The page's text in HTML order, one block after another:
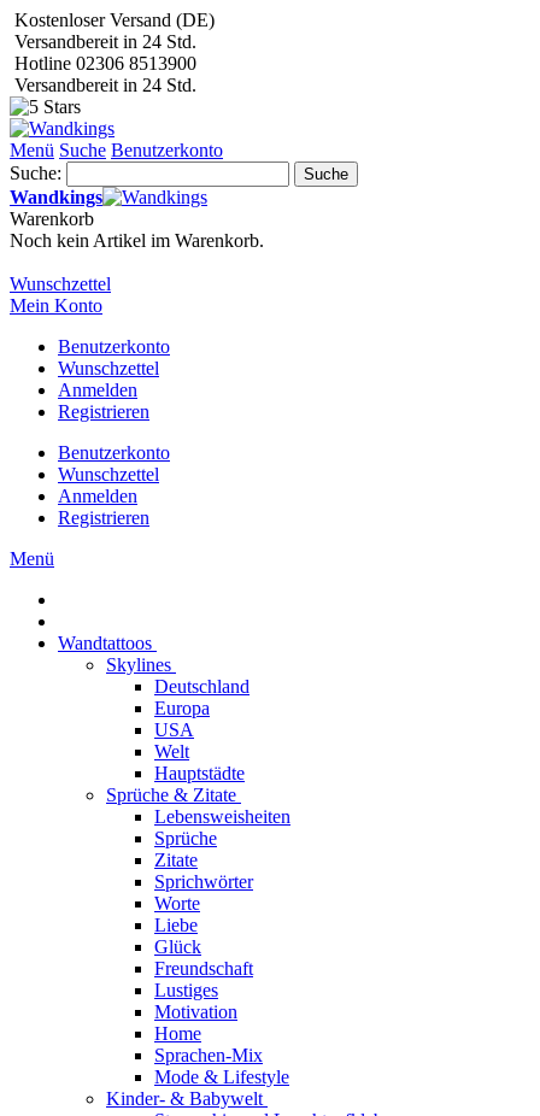
Kostenloser Versand (DE)
Versandbereit in 24 Std.
Hotline 02306 8513900
Versandbereit in 24 Std.
Menü Suche Benutzerkonto
Suche:
Suche
Wandkings
Warenkorb
Noch kein Artikel im Warenkorb.
Wunschzettel
Mein Konto
Benutzerkonto
Wunschzettel
Anmelden
Registrieren
Benutzerkonto
Wunschzettel
Anmelden
Registrieren
Menü
Wandtattoos
Skylines
Deutschland
Europa
USA
Welt
Hauptstädte
Sprüche & Zitate
Lebensweisheiten
Sprüche
Zitate
Sprichwörter
Worte
Liebe
Glück
Freundschaft
Lustiges
Motivation
Home
Sprachen-Mix
Mode & Lifestyle
Kinder- & Babywelt